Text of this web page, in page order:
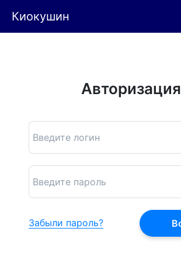
Киокушин
Авторизация
Забыли пароль?